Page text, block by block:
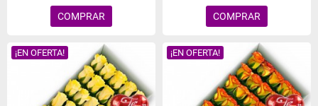
COMPRAR COMPRAR
¡EN OFERTA! ¡EN OFERTA!